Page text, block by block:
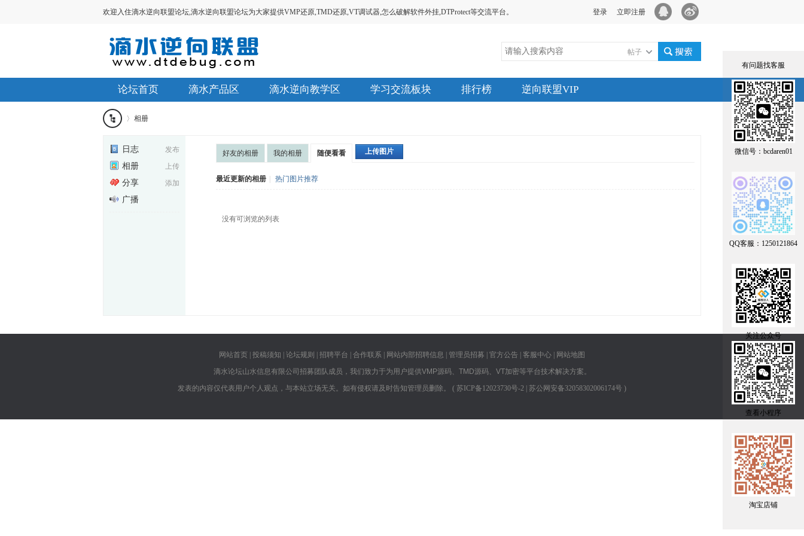
欢迎入住滴水逆向联盟论坛,滴水逆向联盟论坛为大家提供VMP还原,TMD还原,VT调试器,怎么破解软件外挂,DTProtect等交流平台。 立即注册
登录
帖子
论坛首页 滴水产品区 滴水逆向教学区 学习交流板块 排行榜 逆向联盟VIP
有问题找客服
微信号：bcdaren01
QQ客服：1250121864
关注公众号
查看小程序
淘宝店铺
逆向
›
相册
发布
日志
上传
相册
添加
分享
广播
好友的相册 我的相册 随便看看 上传图片
最近更新的相册 热门图片推荐
没有可浏览的列表
网站首页 投稿须知 论坛规则 招聘平台 合作联系 网站内部招聘信息 管理员招募 官方公告 客服中心
网站地图
滴水论坛山水信息有限公司招募团队成员，我们致力于为用户提供VMP源码、TMD源码、VT加密等平台技术解决方案。
发表的内容仅代表用户个人观点，与本站立场无关。如有侵权请及时告知管理员删除。 ( 苏ICP备12023730号-2 | 苏公网安备32058302006174号 )